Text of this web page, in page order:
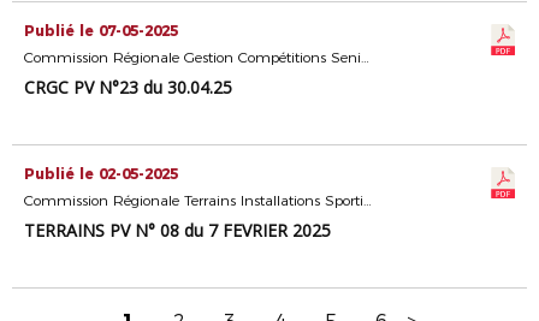
Publié le 07-05-2025
Commission Régionale Gestion Compétitions Seniors
CRGC PV N°23 du 30.04.25
Publié le 02-05-2025
Commission Régionale Terrains Installations Sportives
TERRAINS PV N° 08 du 7 FEVRIER 2025